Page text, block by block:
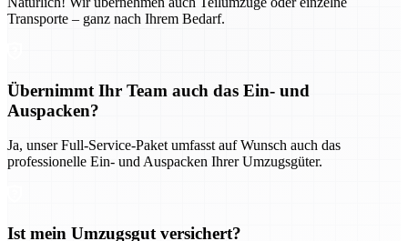
Transporte – ganz nach Ihrem Bedarf.
Übernimmt Ihr Team auch das Ein- und
Auspacken?
Ja, unser Full-Service-Paket umfasst auf Wunsch auch das
professionelle Ein- und Auspacken Ihrer Umzugsgüter.
Ist mein Umzugsgut versichert?